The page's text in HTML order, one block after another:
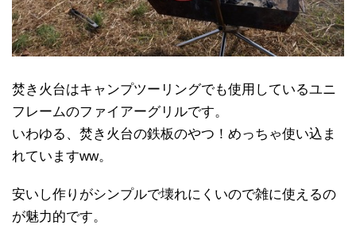
焚き火台はキャンプツーリングでも使用しているユニ
フレームのファイアーグリルです。
いわゆる、焚き火台の鉄板のやつ！めっちゃ使い込ま
れていますww。
安いし作りがシンプルで壊れにくいので雑に使えるの
が魅力的です。